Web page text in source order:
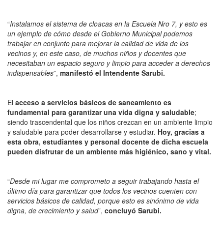
“Instalamos el sistema de cloacas en la Escuela Nro 7, y esto es
un ejemplo de cómo desde el Gobierno Municipal podemos
trabajar en conjunto para mejorar la calidad de vida de los
vecinos y, en este caso, de muchos niños y docentes que
necesitaban un espacio seguro y limpio para acceder a derechos
indispensables”, manifestó el Intendente Sarubi.
El acceso a servicios básicos de saneamiento es
fundamental para garantizar una vida digna y saludable;
siendo trascendental que los niños crezcan en un ambiente limpio
y saludable para poder desarrollarse y estudiar. Hoy, gracias a
esta obra, estudiantes y personal docente de dicha escuela
pueden disfrutar de un ambiente más higiénico, sano y vital.
“Desde mi lugar me comprometo a seguir trabajando hasta el
último día para garantizar que todos los vecinos cuenten con
servicios básicos de calidad, porque esto es sinónimo de vida
digna, de crecimiento y salud”, concluyó Sarubi.